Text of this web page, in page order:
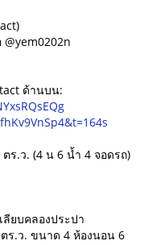
ด้านบน:
ร.ว. (4 น 6 น้ำ 4 จอดรถ)
ยบคลองประปา
ร.ว. ขนาด 4 ห้องนอน 6